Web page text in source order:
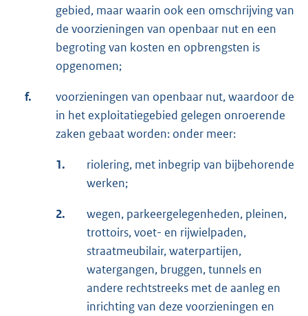
gebied, maar waarin ook een omschrijving van
de voorzieningen van openbaar nut en een
begroting van kosten en opbrengsten is
opgenomen;
f.
voorzieningen van openbaar nut, waardoor de
in het exploitatiegebied gelegen onroerende
zaken gebaat worden: onder meer:
1.
riolering, met inbegrip van bijbehorende
werken;
2.
wegen, parkeergelegenheden, pleinen,
trottoirs, voet- en rijwielpaden,
straatmeubilair, waterpartijen,
watergangen, bruggen, tunnels en
andere rechtstreeks met de aanleg en
inrichting van deze voorzieningen en